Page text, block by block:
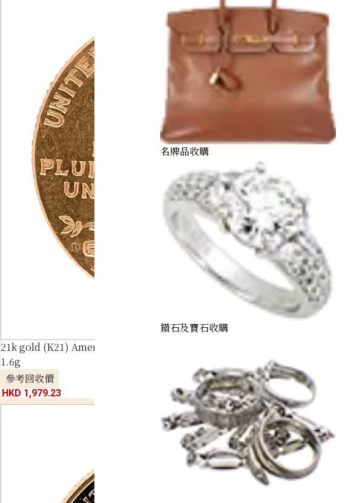
21k gold (K21) American Indian 5 dollar gold coin
1.6g
參考回收價
HKD 1,979.23
名牌品收購
鑽石及寶石收購